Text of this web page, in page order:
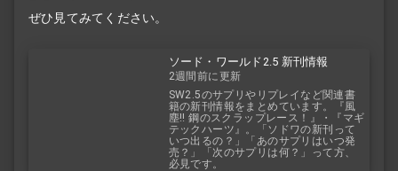
ぜひ見てみてください。
ソード・ワールド2.5 新刊情報
2週間前に更新
SW2.5のサプリやリプレイなど関連書
籍の新刊情報をまとめています。『風
塵!! 鋼のスクラップレース！』・『マギ
テックハーツ』。「ソドワの新刊って
いつ出るの？」「あのサプリはいつ発
売？」「次のサプリは何？」って方、
必見です。